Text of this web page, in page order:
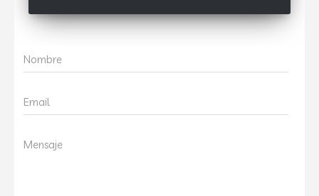
Nombre
Email
Mensaje